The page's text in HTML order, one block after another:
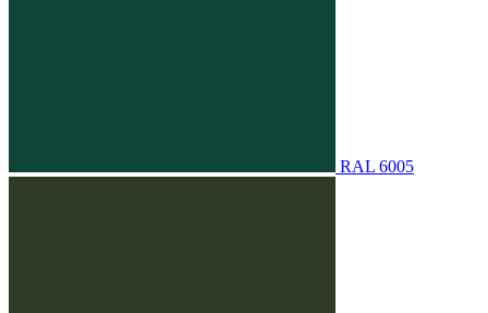
RAL 6005